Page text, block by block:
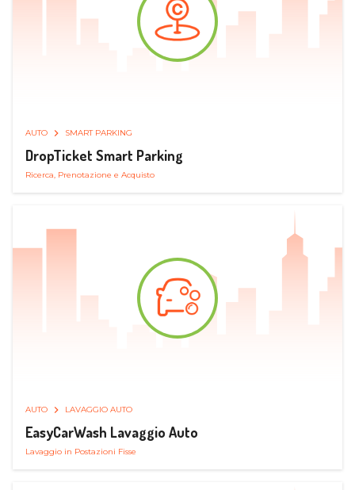
AUTO SMART PARKING
DropTicket Smart Parking
Ricerca, Prenotazione e Acquisto
AUTO LAVAGGIO AUTO
EasyCarWash Lavaggio Auto
Lavaggio in Postazioni Fisse